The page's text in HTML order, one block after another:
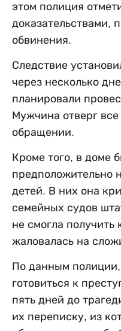
этом полиция
доказательствами,
обвинения.
Следствие
через несколько
планировали
Мужчина отверг
обращении.
Кроме того, в доме
предположительно
детей. В них она
семейных судов
не смогла
жаловалась на
По данным
готовиться к
пять дней до
их переписку, из